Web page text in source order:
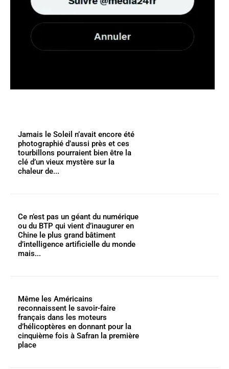
Jamais le Soleil n’avait encore été
photographié d’aussi près et ces
tourbillons pourraient bien être la
clé d’un vieux mystère sur la
chaleur de...
Ce n’est pas un géant du numérique
ou du BTP qui vient d’inaugurer en
Chine le plus grand bâtiment
d’intelligence artificielle du monde
mais...
Même les Américains
reconnaissent le savoir-faire
français dans les moteurs
d’hélicoptères en donnant pour la
cinquième fois à Safran la première
place